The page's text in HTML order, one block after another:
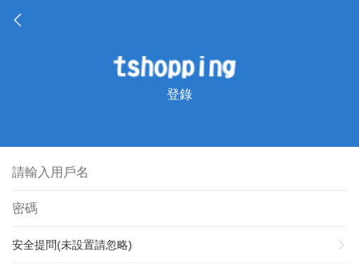
登錄
安全提問(未設置請忽略)